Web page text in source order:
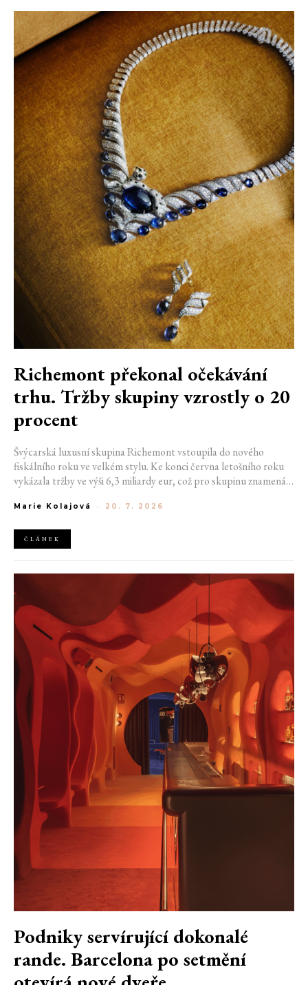
Richemont překonal očekávání
trhu. Tržby skupiny vzrostly o 20
procent
Švýcarská luxusní skupina Richemont vstoupila do nového
fiskálního roku ve velkém stylu. Ke konci června letošního roku
vykázala tržby ve výši 6,3 miliardy eur, což pro skupinu znamená
luxusním zůstává i přes přetrvávající ekonomickou nejistotu
Marie Kolajová - 20. 7. 2026
ČLÁNEK
Podniky servírující dokonalé
rande. Barcelona po setmění